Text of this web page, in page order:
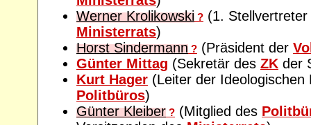
Werner Krolikowski ? (1.
Ministerrats)
Horst Sindermann ? (Präsident der
Günter Mittag (Sekretär des ZK der
Kurt Hager (Leiter der Ideologischen
Politbüros)
Günter Kleiber ? (Mitglied des